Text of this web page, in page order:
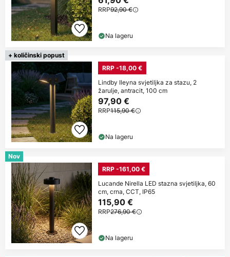
RRP92,90 €
Na lageru
+ količinski popust
RRP -18,00 €
Lindby Ileyna svjetiljka za stazu, 2
žarulje, antracit, 100 cm
97,90 €
RRP115,90 €
Na lageru
Nov
RRP -161,00 €
Lucande Nirella LED stazna svjetiljka, 60
cm, crna, CCT, IP65
115,90 €
RRP276,90 €
Na lageru